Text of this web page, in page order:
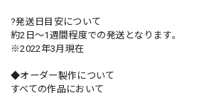
?発送日目安について
約2日〜1週間程度での発送となります。
※2022年3月現在
◆オーダー製作について
すべての作品において